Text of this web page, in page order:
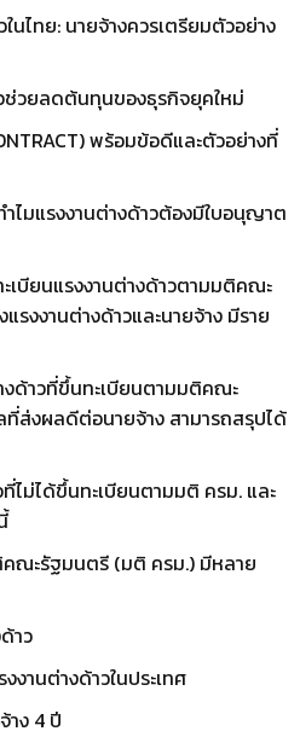
นไทย: นายจ้างควรเตรียมตัวอย่าง
วช่วยลดต้นทุนของธุรกิจยุคใหม่
พร้อมข้อดีและตัวอย่างที่
ำไมแรงงานต่างด้าวต้องมีใบอนุญาต
เบียนแรงงานต่างด้าวตามมติคณะ
งงานต่างด้าวและนายจ้าง มีราย
งด้าวที่ขึ้นทะเบียนตามมติคณะ
ส่งผลดีต่อนายจ้าง สามารถสรุปได้
ไม่ได้ขึ้นทะเบียนตามมติ ครม. และ
ณะรัฐมนตรี (มติ ครม.) มีหลาย
าว
งานต่างด้าวในประเทศ
าง 4 ปี